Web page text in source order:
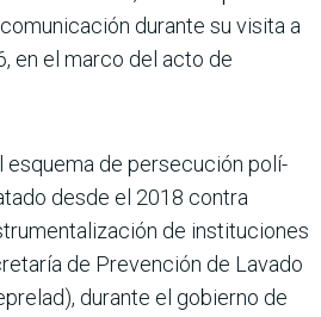
durante su visita a
en el marco del acto de
esquema de persecución polí­
desde el 2018 contra
de instituciones
de Prevención de Lavado
durante el gobierno de